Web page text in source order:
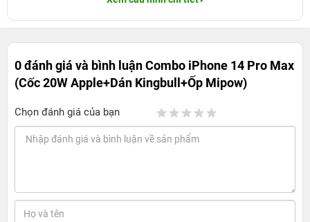
0 đánh giá và bình luậnCombo iPhone 14 Pro Max
(Cốc 20W Apple+Dán Kingbull+Ốp Mipow)
Chọn đánh giá của bạn